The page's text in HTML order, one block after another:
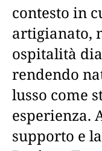
contesto in
artigianato,
ospitalità
rendendo
lusso come
esperienza.
supporto e